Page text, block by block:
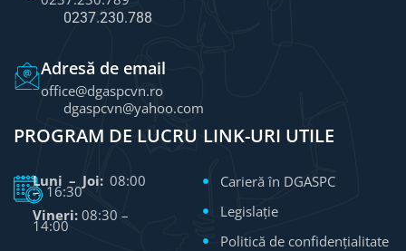
0237.230.788
Adresă de email
office@dgaspcvn.ro
dgaspcvn@yahoo.com
PROGRAM DE LUCRU
Luni – Joi: 08:00
– 16:30
Vineri: 08:30 –
14:00
LINK-URI UTILE
Carieră în DGASPC
Legislație
Politică de confidențialitate